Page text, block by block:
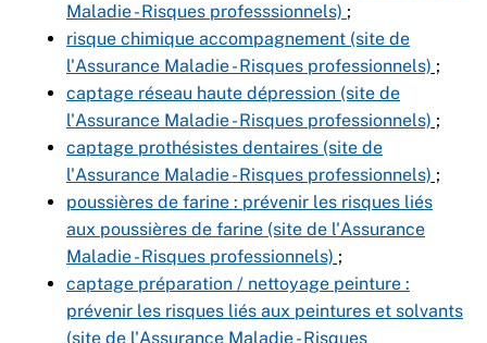
Maladie - Risques professsionnels) ;
risque chimique accompagnement (site de
l'Assurance Maladie - Risques professionnels) ;
captage réseau haute dépression (site de
l'Assurance Maladie - Risques professionnels) ;
captage prothésistes dentaires (site de
l'Assurance Maladie - Risques professionnels) ;
poussières de farine : prévenir les risques liés
aux poussières de farine (site de l'Assurance
Maladie - Risques professionnels) ;
captage préparation / nettoyage peinture :
prévenir les risques liés aux peintures et solvants
(site de l'Assurance Maladie - Risques